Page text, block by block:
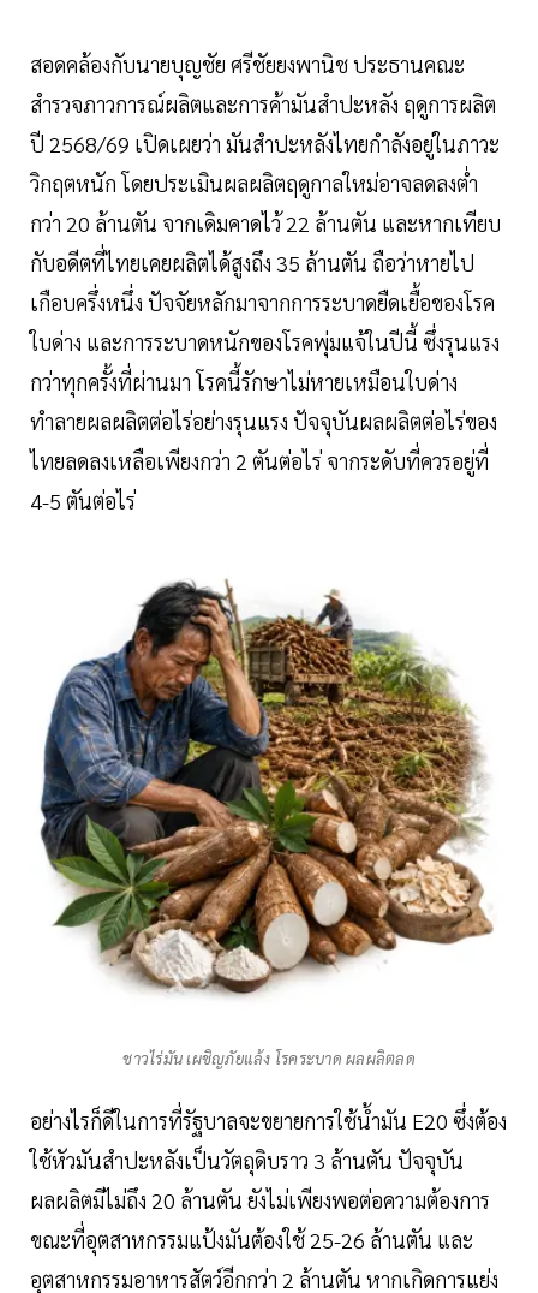
สอดคล้องกับนายบุญชัย ศรีชัยยงพานิช ประธานคณะ
สำรวจภาวการณ์ผลิตและการค้ามันสำปะหลัง ฤดูการผลิต
ปี 2568/69 เปิดเผยว่า มันสำปะหลังไทยกำลังอยู่ในภาวะ
วิกฤตหนัก โดยประเมินผลผลิตฤดูกาลใหม่อาจลดลงต่ำ
กว่า 20 ล้านตัน จากเดิมคาดไว้ 22 ล้านตัน และหากเทียบ
กับอดีตที่ไทยเคยผลิตได้สูงถึง 35 ล้านตัน ถือว่าหายไป
เกือบครึ่งหนึ่ง ปัจจัยหลักมาจากการระบาดยืดเยื้อของโรค
ใบด่าง และการระบาดหนักของโรคพุ่มแจ้ในปีนี้ ซึ่งรุนแรง
กว่าทุกครั้งที่ผ่านมา โรคนี้รักษาไม่หายเหมือนใบด่าง
ทำลายผลผลิตต่อไร่อย่างรุนแรง ปัจจุบันผลผลิตต่อไร่ของ
ไทยลดลงเหลือเพียงกว่า 2 ตันต่อไร่ จากระดับที่ควรอยู่ที่
4-5 ตันต่อไร่
ชาวไร่มัน เผชิญภัยแล้ง โรคระบาด ผลผลิตลด
อย่างไรก็ดีในการที่รัฐบาลจะขยายการใช้น้ำมัน E20 ซึ่งต้อง
ใช้หัวมันสำปะหลังเป็นวัตถุดิบราว 3 ล้านตัน ปัจจุบัน
ผลผลิตมีไม่ถึง 20 ล้านตัน ยังไม่เพียงพอต่อความต้องการ
ขณะที่อุตสาหกรรมแป้งมันต้องใช้ 25-26 ล้านตัน และ
อุตสาหกรรมอาหารสัตว์อีกกว่า 2 ล้านตัน หากเกิดการแย่ง